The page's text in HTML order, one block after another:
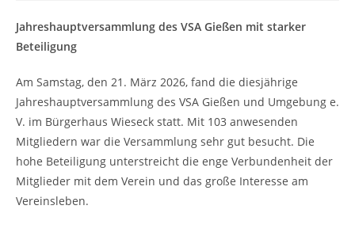
Jahreshauptversammlung des VSA Gießen mit starker
Beteiligung
Am Samstag, den 21. März 2026, fand die diesjährige
Jahreshauptversammlung des VSA Gießen und Umgebung e.
V. im Bürgerhaus Wieseck statt. Mit 103 anwesenden
Mitgliedern war die Versammlung sehr gut besucht. Die
hohe Beteiligung unterstreicht die enge Verbundenheit der
Mitglieder mit dem Verein und das große Interesse am
Vereinsleben.